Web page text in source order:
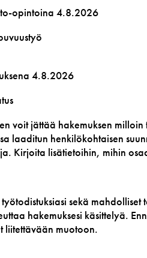
opintoina 4.8.2026
4.8.2026
voit jättää hakemuksen
laaditun henkilökohtaisen
Kirjoita lisätietoihin, mihin
sekä mahdolliset
hakemuksesi käsittelyä.
liitettävään muotoon.